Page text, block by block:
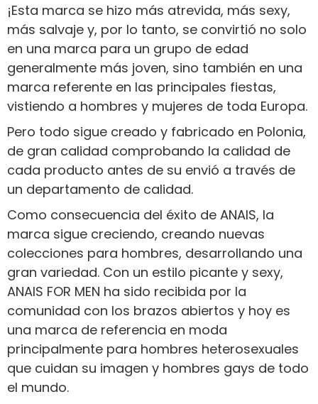
¡Esta marca se hizo más atrevida, más sexy,
más salvaje y, por lo tanto, se convirtió no solo
en una marca para un grupo de edad
generalmente más joven, sino también en una
marca referente en las principales fiestas,
vistiendo a hombres y mujeres de toda Europa.
Pero todo sigue creado y fabricado en Polonia,
de gran calidad comprobando la calidad de
cada producto antes de su envió a través de
un departamento de calidad.
Como consecuencia del éxito de ANAIS, la
marca sigue creciendo, creando nuevas
colecciones para hombres, desarrollando una
gran variedad. Con un estilo picante y sexy,
ANAIS FOR MEN ha sido recibida por la
comunidad con los brazos abiertos y hoy es
una marca de referencia en moda
principalmente para hombres heterosexuales
que cuidan su imagen y hombres gays de todo
el mundo.